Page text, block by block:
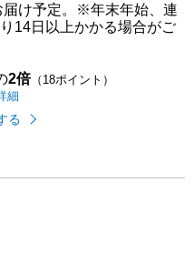
届け予定。※年末年始、連
14日以上かかる場合がご
2倍（18ポイント）
オンカードのご利用でたまるポイ
細
る
についての
ら